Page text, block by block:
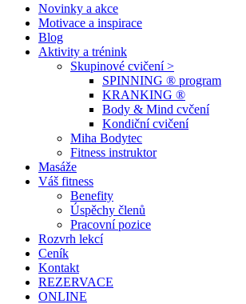
Novinky a akce
Motivace a inspirace
Blog
Aktivity a trénink
Skupinové cvičení >
SPINNING ® program
KRANKING ®
Body & Mind cvčení
Kondiční cvičení
Miha Bodytec
Fitness instruktor
Masáže
Váš fitness
Benefity
Úspěchy členů
Pracovní pozice
Rozvrh lekcí
Ceník
Kontakt
REZERVACE
ONLINE